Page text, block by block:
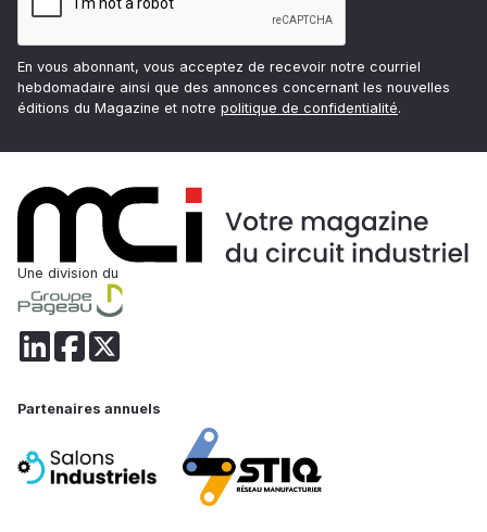
En vous abonnant, vous acceptez de recevoir notre courriel
hebdomadaire ainsi que des annonces concernant les nouvelles
éditions du Magazine et notre politique de confidentialité.
Une division du
Partenaires annuels